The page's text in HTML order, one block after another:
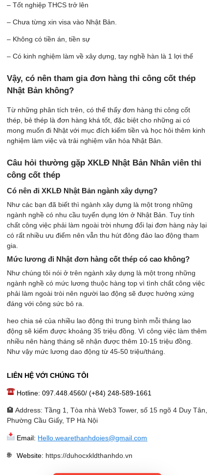
– Tốt nghiệp THCS trở lên
– Chưa từng xin visa vào Nhật Bản.
– Không có tiền án, tiền sự
– Có kinh nghiệm làm về xây dựng, tay nghề hàn là 1 lợi thế
Vậy, có nên tham gia đơn hàng thi công cốt thép
Nhật Bản không?
Từ những phân tích trên, có thể thấy đơn hàng thi công cốt
thép, bẻ thép là đơn hàng khá tốt, đặc biệt cho những ai có
mong muốn đi Nhật với mục đích kiếm tiền và học hỏi thêm kinh
nghiệm làm việc và trải nghiệm văn hóa Nhật Bản.
Câu hỏi thường gặp XKLĐ Nhật Bản Nhân viên thi
công cốt thép
Có nên đi XKLĐ Nhật Bản ngành xây dựng?
Như các bạn đã biết thì ngành xây dựng là một trong những
ngành nghề có nhu cầu tuyển dụng lớn ở Nhật Bản. Tuy tính
chất công việc phải làm ngoài trời nhưng đổi lại đơn hàng này lại
có rất nhiều ưu điểm nên vẫn thu hút đông đảo lao động tham
gia.
Mức lương đi Nhật đơn hàng cốt thép có cao không?
Như chúng tôi nói ở trên ngành xây dựng là một trong những
ngành nghề có mức lương thuộc hàng top vì tình chất công việc
phải làm ngoài tròi nên người lao động sẽ được hưởng xứng
đáng với công sức bỏ ra.
heo chia sẻ của nhiều lao động thì trung bình mỗi tháng lao
động sẽ kiếm được khoảng 35 triệu đồng. Vì công việc làm thêm
nhiều nên hàng tháng sẽ nhận được thêm 10-15 triệu đồng.
Như vậy mức lương dao động từ 45-50 triệu/tháng.
LIÊN HỆ VỚI CHÚNG TÔI
Hotline: 097.448.4560/ (+84) 248-589-1661
🏨 Address: Tầng 1, Tòa nhà Web3 Tower, số 15 ngõ 4 Duy Tân,
Phường Cầu Giấy, TP Hà Nội
Email: Hello.wearethanhdoies@gmail.com
Website: https://duhocxkldthanhdo.vn